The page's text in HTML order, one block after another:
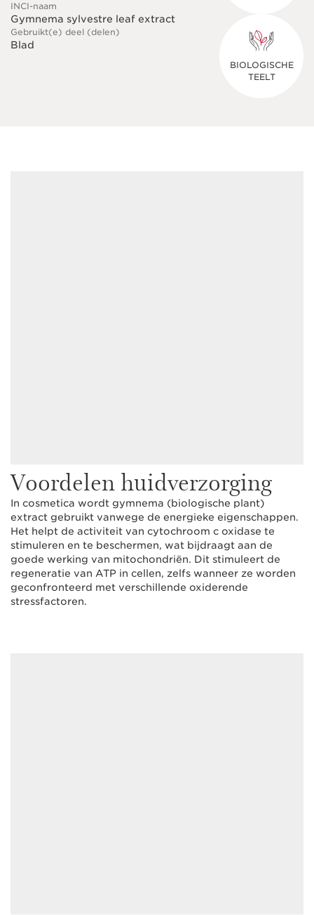
INCI-naam
Gymnema sylvestre leaf extract
Gebruikt(e) deel (delen)
Blad
BIOLOGISCHE
TEELT
Voordelen huidverzorging
In cosmetica wordt gymnema (biologische plant)
extract gebruikt vanwege de energieke eigenschappen.
Het helpt de activiteit van cytochroom c oxidase te
stimuleren en te beschermen, wat bijdraagt aan de
goede werking van mitochondriën. Dit stimuleert de
regeneratie van ATP in cellen, zelfs wanneer ze worden
geconfronteerd met verschillende oxiderende
stressfactoren.